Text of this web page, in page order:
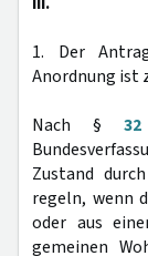
1. Der
Anordnung ist
Nach §32
Zustand
regeln, wenn
oder aus
gemeinen